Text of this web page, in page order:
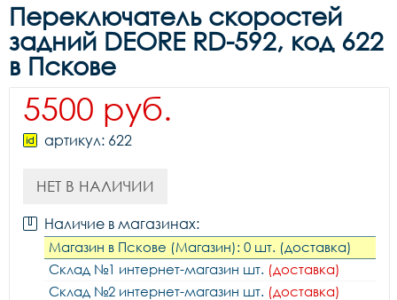
Переключатель скоростей
задний DEORE RD-592, код 622
в Пскове
5500 руб.
артикул: 622
НЕТ В НАЛИЧИИ
Наличие в магазинах:
Магазин в Пскове (Магазин): 0 шт. (доставка)
Склад №1 интернет-магазин шт. (доставка)
Склад №2 интернет-магазин шт. (доставка)